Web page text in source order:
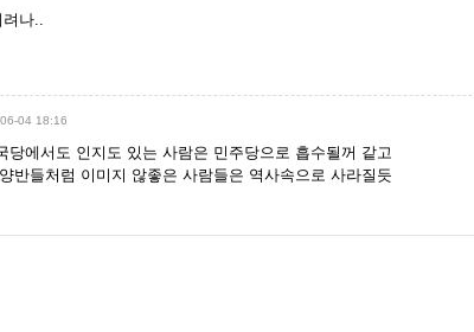
나..
04 18:16
당에서도 인지도 있는 사람은 민주당으로 흡수될꺼 같고
반들처럼 이미지 않좋은 사람들은 역사속으로 사라질듯